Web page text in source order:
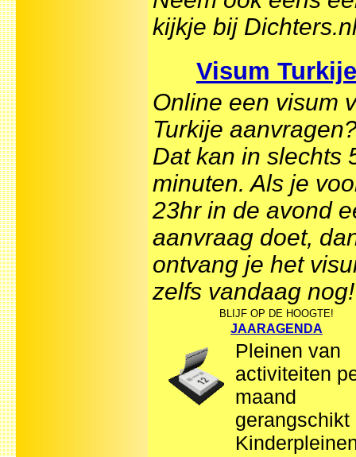
kijkje bij
Visum Turkije
Online een visum
Turkije
Dat kan in slechts
minuten. Als je
23hr in de avond
aanvraag doet,
ontvang je het
zelfs vandaag nog!
BLIJF OP DE HOOGTE!
JAARAGENDA
Pleinen van
activiteiten
maand
gerangschikt